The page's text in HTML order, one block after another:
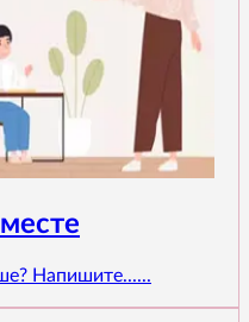
Напишите......